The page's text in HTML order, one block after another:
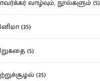
வாழ்வும், நூல்களும் (5)
(35)
(5)
(35)